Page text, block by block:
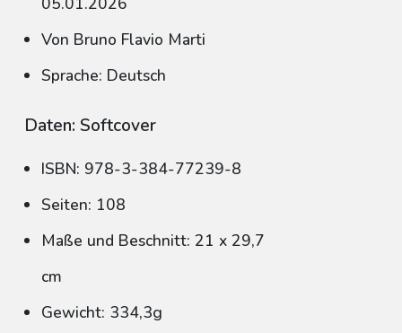
Von Bruno Flavio Marti
Sprache: Deutsch
Daten: Softcover
ISBN: 978-3-384-77239-8
Seiten: 108
Maße und Beschnitt: 21 x 29,7
cm
Gewicht: 334,3g